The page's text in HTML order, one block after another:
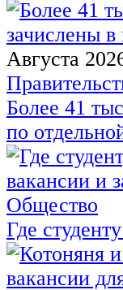
Августа
Более 41
по
Общество
Где